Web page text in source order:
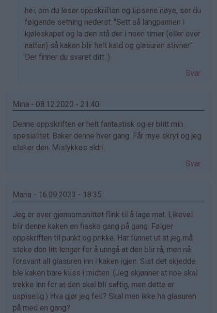
Som
svar
på
av
Anonym
hei, om du leser oppskriften og tipsene nøye, ser du
følgende setning nederst: "Sett så langpannen i
kjøleskapet og la den stå der i noen timer (eller over
natten) så kaken blir helt kald og glasuren stivner."
Der finner du svaret ditt :)
Svar
Mina - 08.12.2020 - 21:40
Denne oppskriften er helt fantastisk og er blitt min
spesialitet. Baker denne hver gang. Får mye skryt og jeg
elsker den. Mislykkes aldri.
Svar
Maria - 16.09.2023 - 18:35
Jeg er over gjennomsnittet flink til å lage mat. Likevel
blir denne kaken en fiasko gang på gang. Følger
oppskriften til punkt og prikke. Har funnet ut at jeg må
steke den litt lenger for å unngå at den blir rå, men nå
forsvant all glasuren inn i kaken igjen. Sist det skjedde
ble kaken bare kliss i midten. (Jeg skjønner at noe skal
trekke inn for at den skal bli saftig, men dette er
uspiselig.) Hva gjør jeg feil? Skal men ikke ha glasuren
på med en gang?